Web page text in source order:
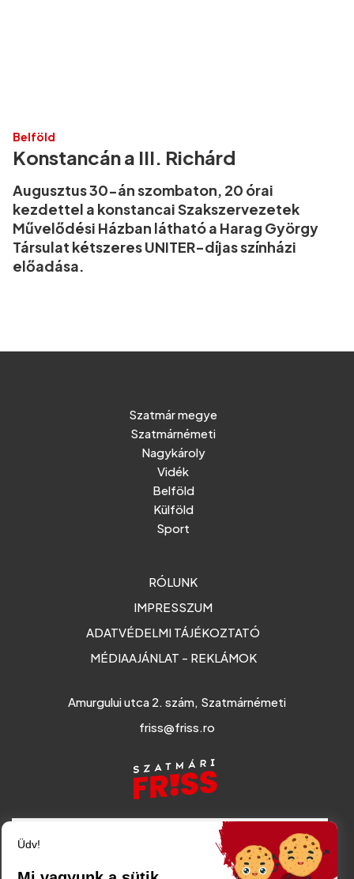
Belföld
Konstancán a III. Richárd
Augusztus 30-án szombaton, 20 órai
kezdettel a konstancai Szakszervezetek
Művelődési Házban látható a Harag György
Társulat kétszeres UNITER-díjas színházi
előadása.
Szatmár megye
Szatmárnémeti
Nagykároly
Vidék
Belföld
Külföld
Sport
RÓLUNK
IMPRESSZUM
ADATVÉDELMI TÁJÉKOZTATÓ
MÉDIAAJÁNLAT - REKLÁMOK
Amurgului utca 2. szám, Szatmárnémeti
friss@friss.ro
Üdv!